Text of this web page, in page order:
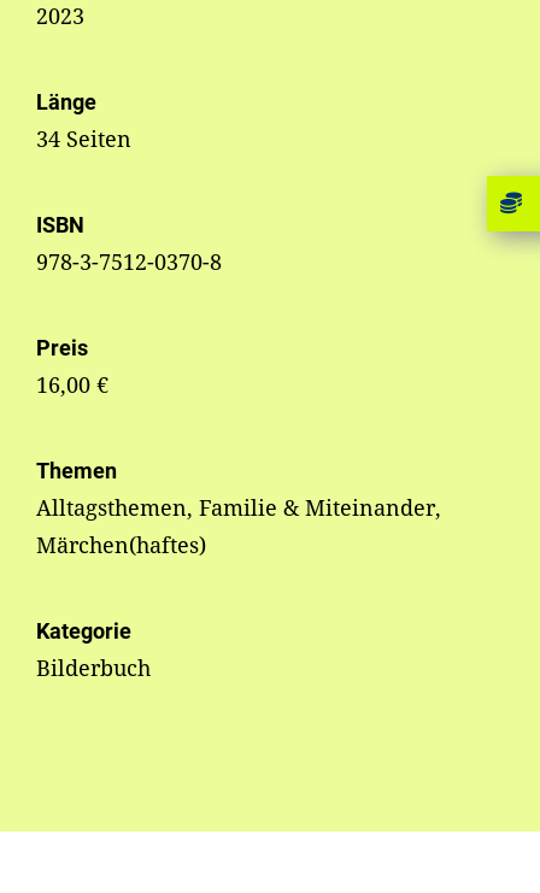
2023
Länge
34 Seiten
ISBN
978-3-7512-0370-8
Preis
16,00 €
Themen
Alltagsthemen, Familie & Miteinander,
Märchen(haftes)
Kategorie
Bilderbuch